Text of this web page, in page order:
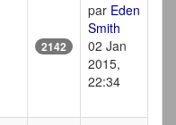
2142
par Eden
Smith
02 Jan
2015,
22:34